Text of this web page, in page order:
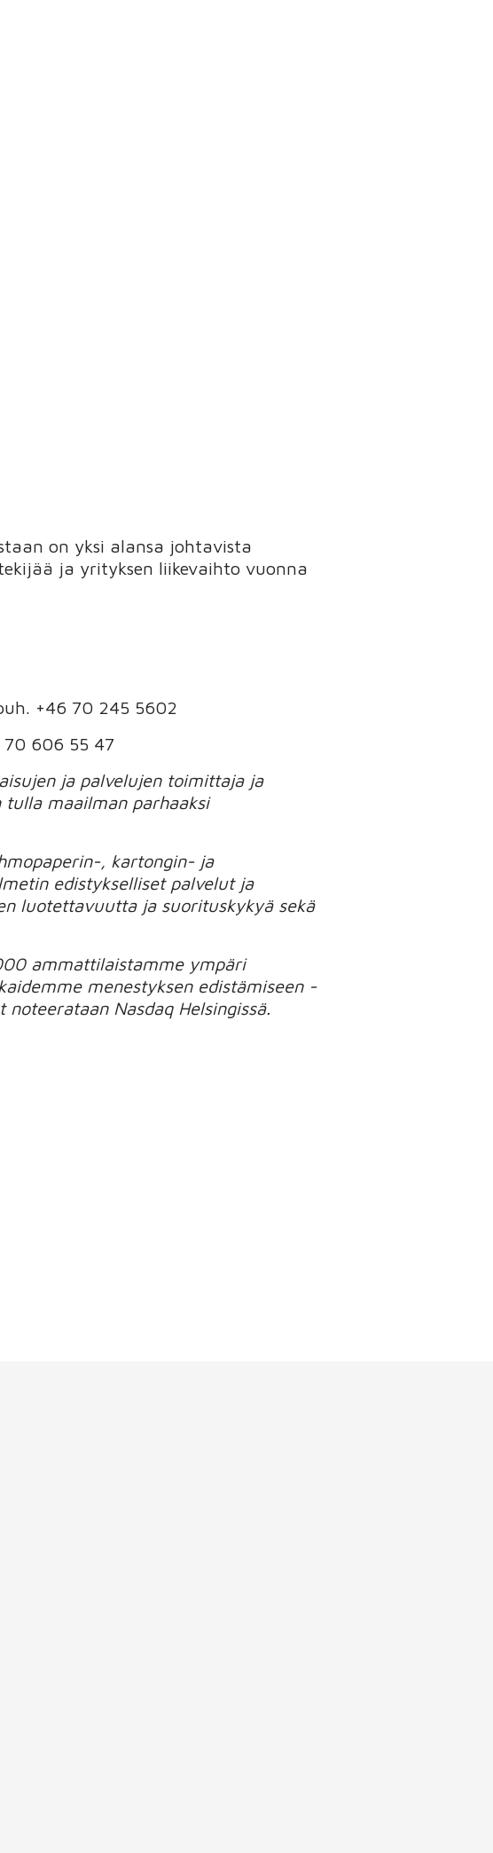
on yksi alansa johtavista
ja yrityksen liikevaihto vuonna
+46 70 245 5602
70 606 55 47
ja palvelujen toimittaja ja
maailman parhaaksi
, kartongin- ja
edistykselliset palvelut ja
luotettavuutta ja suorituskykyä sekä
ammattilaistamme ympäri
menestyksen edistämiseen -
Nasdaq Helsingissä.